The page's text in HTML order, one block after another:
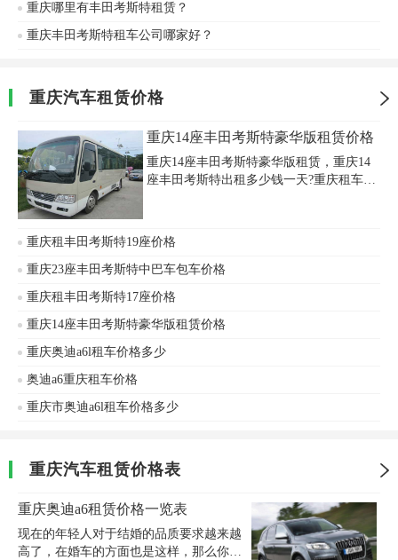
重庆哪里有丰田考斯特租赁？
重庆丰田考斯特租车公司哪家好？
重庆汽车租赁价格
重庆14座丰田考斯特豪华版租赁价格
重庆14座丰田考斯特豪华版租赁，重庆14
座丰田考斯特出租多少钱一天?重庆租车为
司用于婚车租赁、商务用车、旅游包车、
会议租车、公司上下班车接送等，重庆14
座丰田考斯特豪华版租赁价格优惠，欢迎
重庆租丰田考斯特19座价格
重庆23座丰田考斯特中巴车包车价格
重庆租丰田考斯特17座价格
重庆14座丰田考斯特豪华版租赁价格
重庆奥迪a6l租车价格多少
奥迪a6重庆租车价格
重庆市奥迪a6l租车价格多少
重庆汽车租赁价格表
重庆奥迪a6租赁价格一览表
现在的年轻人对于结婚的品质要求越来越
高了，在婚车的方面也是这样，那么你知